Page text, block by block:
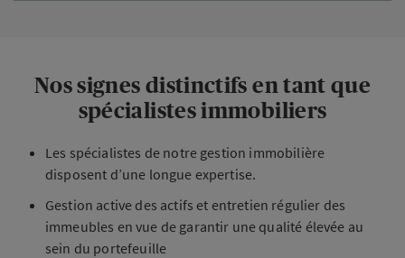
Nos signes distinctifs en tant que
spécialistes immobiliers
Les spécialistes de notre gestion immobilière
disposent d’une longue expertise.
Gestion active des actifs et entretien régulier des
immeubles en vue de garantir une qualité élevée au
sein du portefeuille